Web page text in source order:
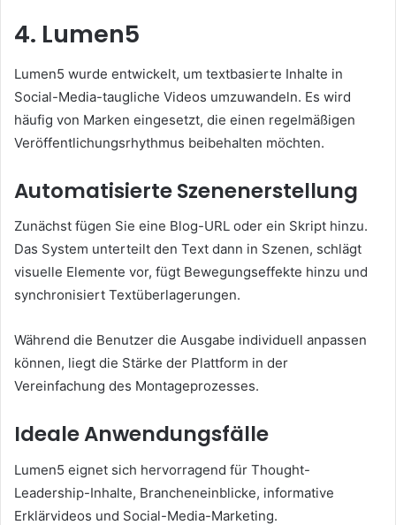
4. Lumen5
Lumen5 wurde entwickelt, um textbasierte Inhalte in
Social-Media-taugliche Videos umzuwandeln. Es wird
häufig von Marken eingesetzt, die einen regelmäßigen
Veröffentlichungsrhythmus beibehalten möchten.
Automatisierte Szenenerstellung
Zunächst fügen Sie eine Blog-URL oder ein Skript hinzu.
Das System unterteilt den Text dann in Szenen, schlägt
visuelle Elemente vor, fügt Bewegungseffekte hinzu und
synchronisiert Textüberlagerungen.
Während die Benutzer die Ausgabe individuell anpassen
können, liegt die Stärke der Plattform in der
Vereinfachung des Montageprozesses.
Ideale Anwendungsfälle
Lumen5 eignet sich hervorragend für Thought-
Leadership-Inhalte, Brancheneinblicke, informative
Erklärvideos und Social-Media-Marketing.